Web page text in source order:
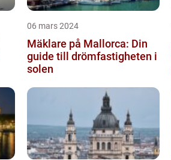
06 mars 2024
Mäklare på Mallorca: Din
guide till drömfastigheten i
solen